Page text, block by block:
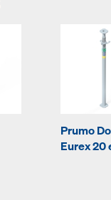
Prumo
Eurex 20